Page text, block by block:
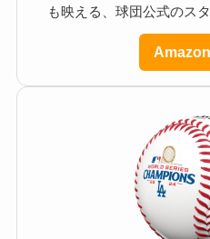
も映える、球団公式のス